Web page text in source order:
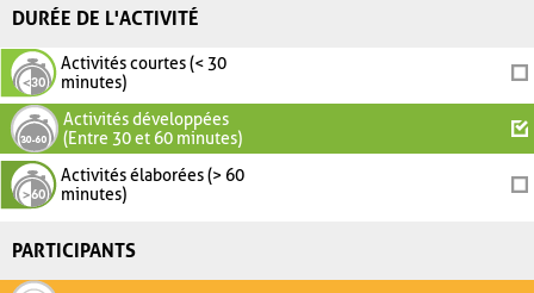
DURÉE DE L'ACTIVITÉ
Activités courtes (< 30
minutes)
Activités développées
(Entre 30 et 60 minutes)
Activités élaborées (> 60
minutes)
PARTICIPANTS